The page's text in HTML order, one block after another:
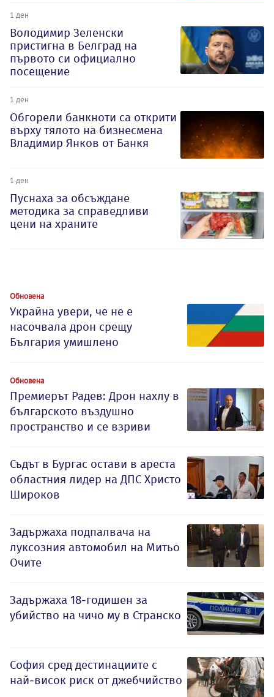
1 ден
Володимир Зеленски
пристигна в Белград на
първото си официално
посещение
1 ден
Обгорели банкноти са открити
върху тялото на бизнесмена
Владимир Янков от Банкя
1 ден
Пуснаха за обсъждане
методика за справедливи
цени на храните
Обновена
Украйна увери, че не е
насочвала дрон срещу
България умишлено
Обновена
Премиерът Радев: Дрон нахлу в
българското въздушно
пространство и се взриви
Съдът в Бургас остави в ареста
областния лидер на ДПС Христо
Широков
Задържаха подпалвача на
луксозния автомобил на Митьо
Очите
Задържаха 18-годишен за
убийство на чичо му в Странско
София сред дестинациите с
най-висок риск от джебчийство